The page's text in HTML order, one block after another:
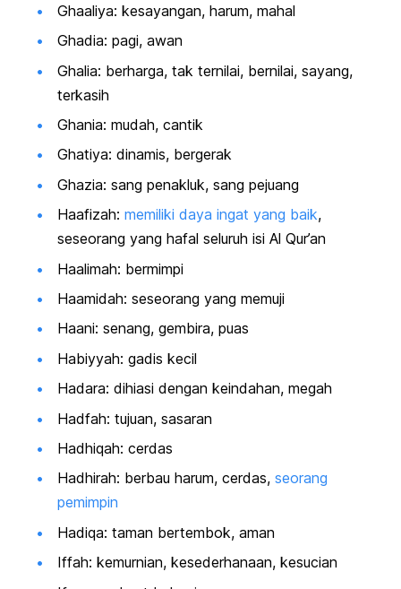
Ghaaliya: kesayangan, harum, mahal
Ghadia: pagi, awan
Ghalia: berharga, tak ternilai, bernilai, sayang,
terkasih
Ghania: mudah, cantik
Ghatiya: dinamis, bergerak
Ghazia: sang penakluk, sang pejuang
Haafizah: memiliki daya ingat yang baik,
seseorang yang hafal seluruh isi Al Qur’an
Haalimah: bermimpi
Haamidah: seseorang yang memuji
Haani: senang, gembira, puas
Habiyyah: gadis kecil
Hadara: dihiasi dengan keindahan, megah
Hadfah: tujuan, sasaran
Hadhiqah: cerdas
Hadhirah: berbau harum, cerdas, seorang
pemimpin
Hadiqa: taman bertembok, aman
Iffah: kemurnian, kesederhanaan, kesucian